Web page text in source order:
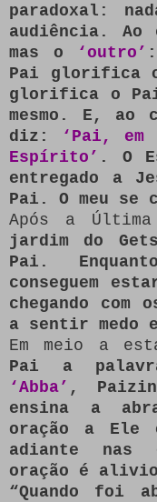
paradoxal:
audiência.
mas o
‘outro’
Pai glorifica
glorifica o
mesmo. E, ao
diz:
‘Pai, em
Espírito’ . O
entregado a
Pai. O meu se
Após a
jardim do
Pai.
conseguem
chegando com
a sentir medo
Em meio a
Pai a
‘Abba’ ,
ensina a
oração a Ele
adiante nas
oração é
“Quando foi